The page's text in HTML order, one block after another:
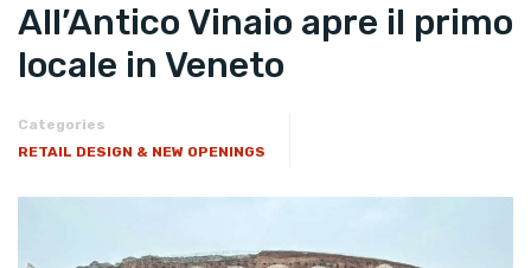
All’Antico Vinaio apre il primo
locale in Veneto
Categories
RETAIL DESIGN & NEW OPENINGS